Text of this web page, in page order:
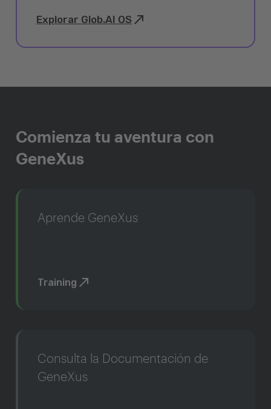
Explorar Glob.AI OS
Comienza tu aventura con
GeneXus
Aprende GeneXus
Training
Consulta la Documentación de
GeneXus